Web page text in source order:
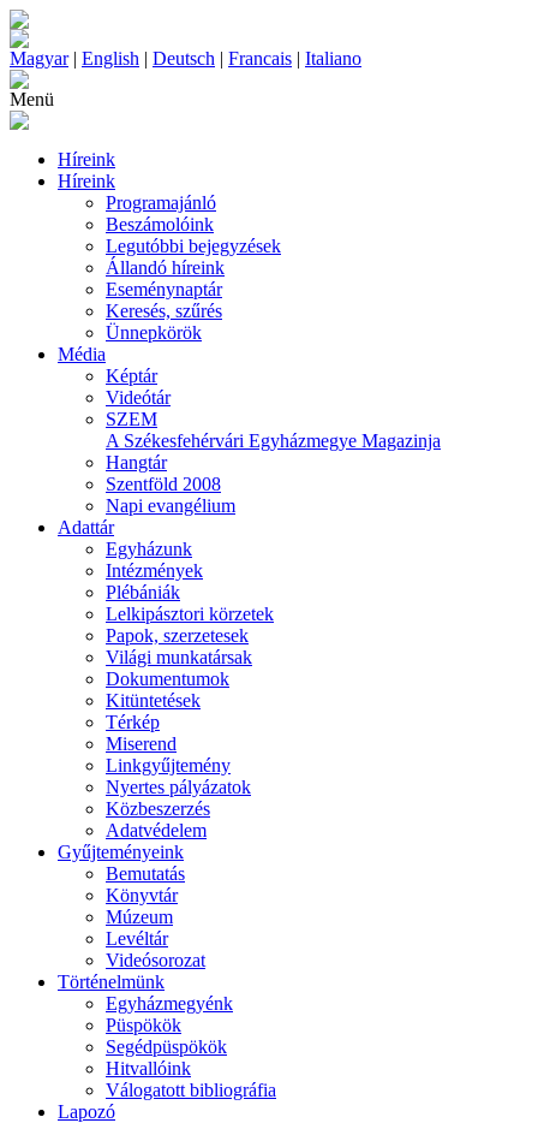
Magyar| English | Deutsch | Francais | Italiano
Menü
Híreink
Híreink
Programajánló
Beszámolóink
Legutóbbi bejegyzések
Állandó híreink
Eseménynaptár
Keresés, szűrés
Ünnepkörök
Média
Képtár
Videótár
SZEM
A Székesfehérvári Egyházmegye Magazinja
Hangtár
Szentföld 2008
Napi evangélium
Adattár
Egyházunk
Intézmények
Plébániák
Lelkipásztori körzetek
Papok, szerzetesek
Világi munkatársak
Dokumentumok
Kitüntetések
Térkép
Miserend
Linkgyűjtemény
Nyertes pályázatok
Közbeszerzés
Adatvédelem
Gyűjteményeink
Bemutatás
Könyvtár
Múzeum
Levéltár
Videósorozat
Történelmünk
Egyházmegyénk
Püspökök
Segédpüspökök
Hitvallóink
Válogatott bibliográfia
Lapozó